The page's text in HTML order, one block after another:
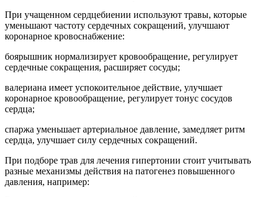
При учащенном сердцебиении используют травы, которые
уменьшают частоту сердечных сокращений, улучшают
коронарное кровоснабжение:
боярышник нормализирует кровообращение, регулирует
сердечные сокращения, расширяет сосуды;
валериана имеет успокоительное действие, улучшает
коронарное кровообращение, регулирует тонус сосудов
сердца;
спаржа уменьшает артериальное давление, замедляет ритм
сердца, улучшает силу сердечных сокращений.
При подборе трав для лечения гипертонии стоит учитывать
разные механизмы действия на патогенез повышенного
давления, например: